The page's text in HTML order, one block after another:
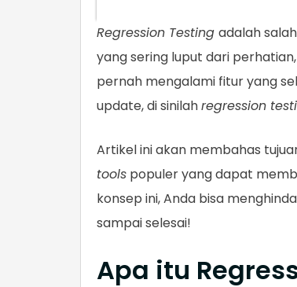
Regression Testing adalah
yang sering luput dari
pernah mengalami fitur yang
update, di sinilahregression
Artikel ini akan membahas
tools populer yang dapat
konsep ini, Anda bisa
sampai selesai!
Apa itu